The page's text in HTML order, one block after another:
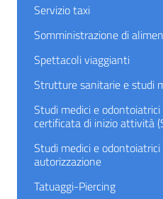
Servizio taxi
Somministrazione di
Spettacoli viaggianti
Strutture sanitarie e studi
Studi medici e
certificata di inizio attività
Studi medici e
autorizzazione
Tatuaggi-Piercing